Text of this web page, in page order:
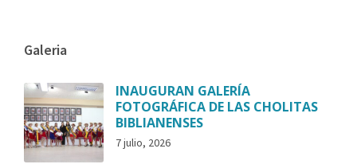
Galeria
INAUGURAN GALERÍA
FOTOGRÁFICA DE LAS CHOLITAS
BIBLIANENSES
7 julio, 2026